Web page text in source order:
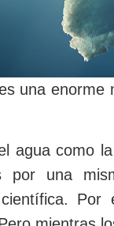
una enorme
agua como
por una